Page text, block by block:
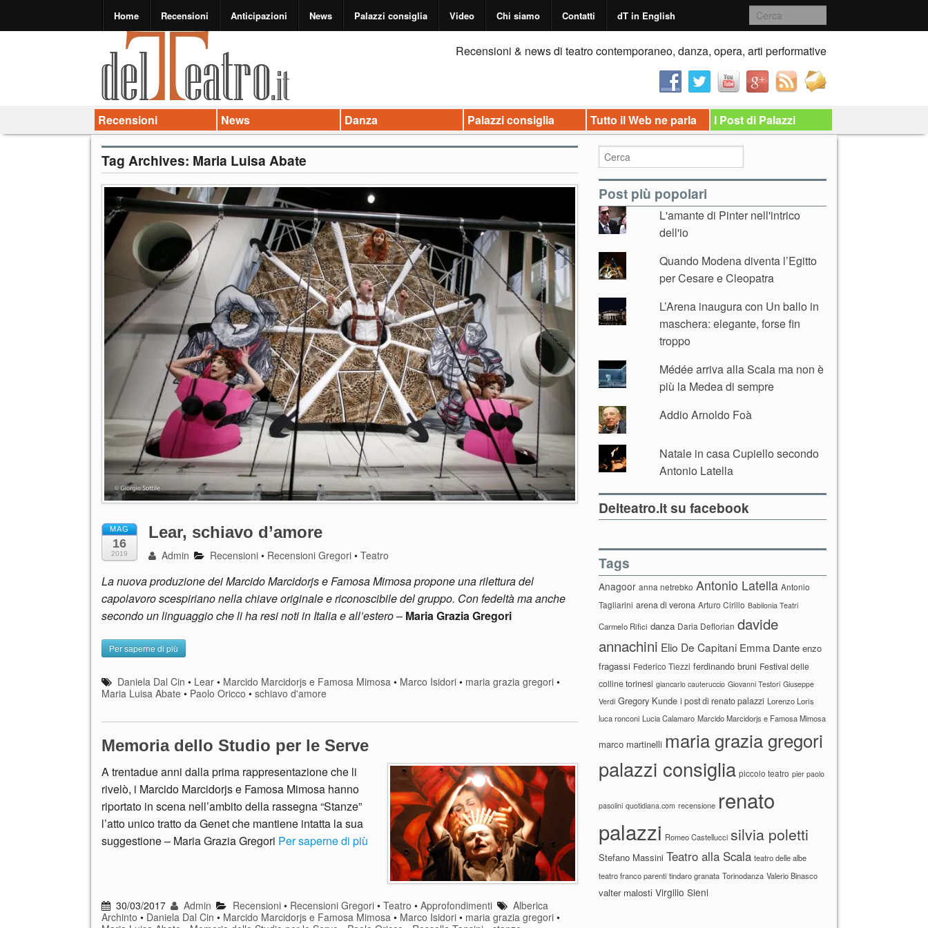
Home Recensioni Anticipazioni News Palazzi consiglia Video Chi siamo Contatti dT in English
Recensioni & news di teatro contemporaneo, danza, opera, arti performative
Recensioni News Danza Palazzi consiglia Tutto il Web ne parla I Post di Palazzi
Tag Archives: Maria Luisa Abate
MAG
16
2019
Lear, schiavo d’amore
Admin Recensioni • Recensioni Gregori •Teatro
La nuova produzione dei Marcido Marcidorjs e Famosa Mimosa propone una rilettura del
capolavoro scespiriano nella chiave originale e riconoscibile del gruppo. Con fedeltà ma anche
secondo un linguaggio che li ha resi noti in Italia e all’estero– Maria Grazia Gregori
Per saperne di più
Daniela Dal Cin • Lear • Marcido Marcidorjs e Famosa Mimosa • Marco Isidori • maria grazia gregori •
Maria Luisa Abate • Paolo Oricco • schiavo d'amore
Memoria dello Studio per le Serve
A trentadue anni dalla prima rappresentazione che li
rivelò, i Marcido Marcidorjs e Famosa Mimosa hanno
riportato in scena nell’ambito della rassegna “Stanze”
l’atto unico tratto da Genet che mantiene intatta la sua
suggestione – Maria Grazia Gregori Per saperne di più
30/03/2017 Admin Recensioni• Recensioni Gregori• Teatro • Approfondimenti
Alberica
Archinto • Daniela Dal Cin • Marcido Marcidorjs e Famosa Mimosa • Marco Isidori • maria grazia gregori •
Post più popolari
L'amante di Pinter nell'intrico
dell'io
Quando Modena diventa l’Egitto
per Cesare e Cleopatra
L’Arena inaugura con Un ballo in
maschera: elegante, forse fin
troppo
Médée arriva alla Scala ma non è
più la Medea di sempre
Addio Arnoldo Foà
Natale in casa Cupiello secondo
Antonio Latella
Delteatro.it su facebook
Tags
Anagoor anna netrebko Antonio Latella Antonio
Tagliarini arena di verona Arturo Cirillo Babilonia Teatri
Carmelo Rifici danza Daria Deflorian davide
annachini Elio De Capitani Emma Dante enzo
fragassi Federico Tiezzi ferdinando bruni Festival delle
colline torinesi giancarlo cauteruccio Giovanni Testori Giuseppe
Verdi Gregory Kunde i post di renato palazzi Lorenzo Loris
luca ronconi Lucia Calamaro Marcido Marcidorjs e Famosa Mimosa
marco martinelli maria grazia gregori
palazzi consiglia piccolo teatro pier paolo
pasolini quotidiana.com recensione renato
palazzi Romeo Castellucci silvia poletti
Stefano Massini Teatro alla Scala teatro delle albe
teatro franco parenti tindaro granata Torinodanza Valerio Binasco
valter malosti Virgilio Sieni